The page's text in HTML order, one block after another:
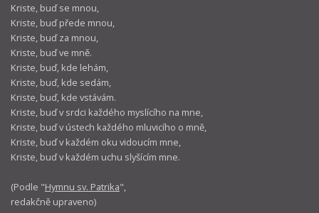
Kriste, buď se mnou,
Kriste, buď přede mnou,
Kriste, buď za mnou,
Kriste, buď ve mně.
Kriste, buď, kde lehám,
Kriste, buď, kde sedám,
Kriste, buď, kde vstávám.
Kriste, buď v srdci každého myslícího na mne,
Kriste, buď v ústech každého mluvicího o mně,
Kriste, buď v každém oku vidoucím mne,
Kriste, buď v každém uchu slyšícím mne.
(Podle "Hymnu sv. Patrika",
redakčně upraveno)